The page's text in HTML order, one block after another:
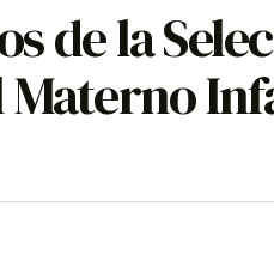
de la
Materno